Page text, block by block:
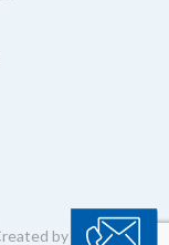
by enfoque in